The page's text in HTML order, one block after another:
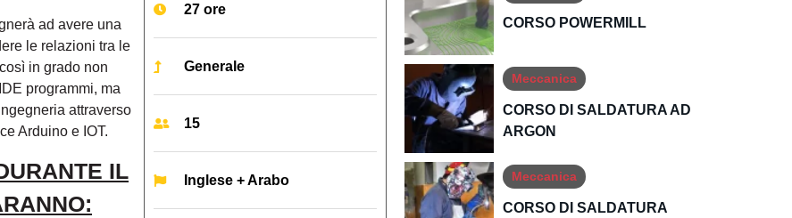
ad avere una
le relazioni tra le
in grado non
programmi, ma
attraverso
Arduino e IOT.
IL
27 ore
Generale
15
Inglese + Arabo
CORSO POWERMILL
Meccanica
CORSO DI SALDATURA AD
ARGON
Meccanica
CORSO DI SALDATURA